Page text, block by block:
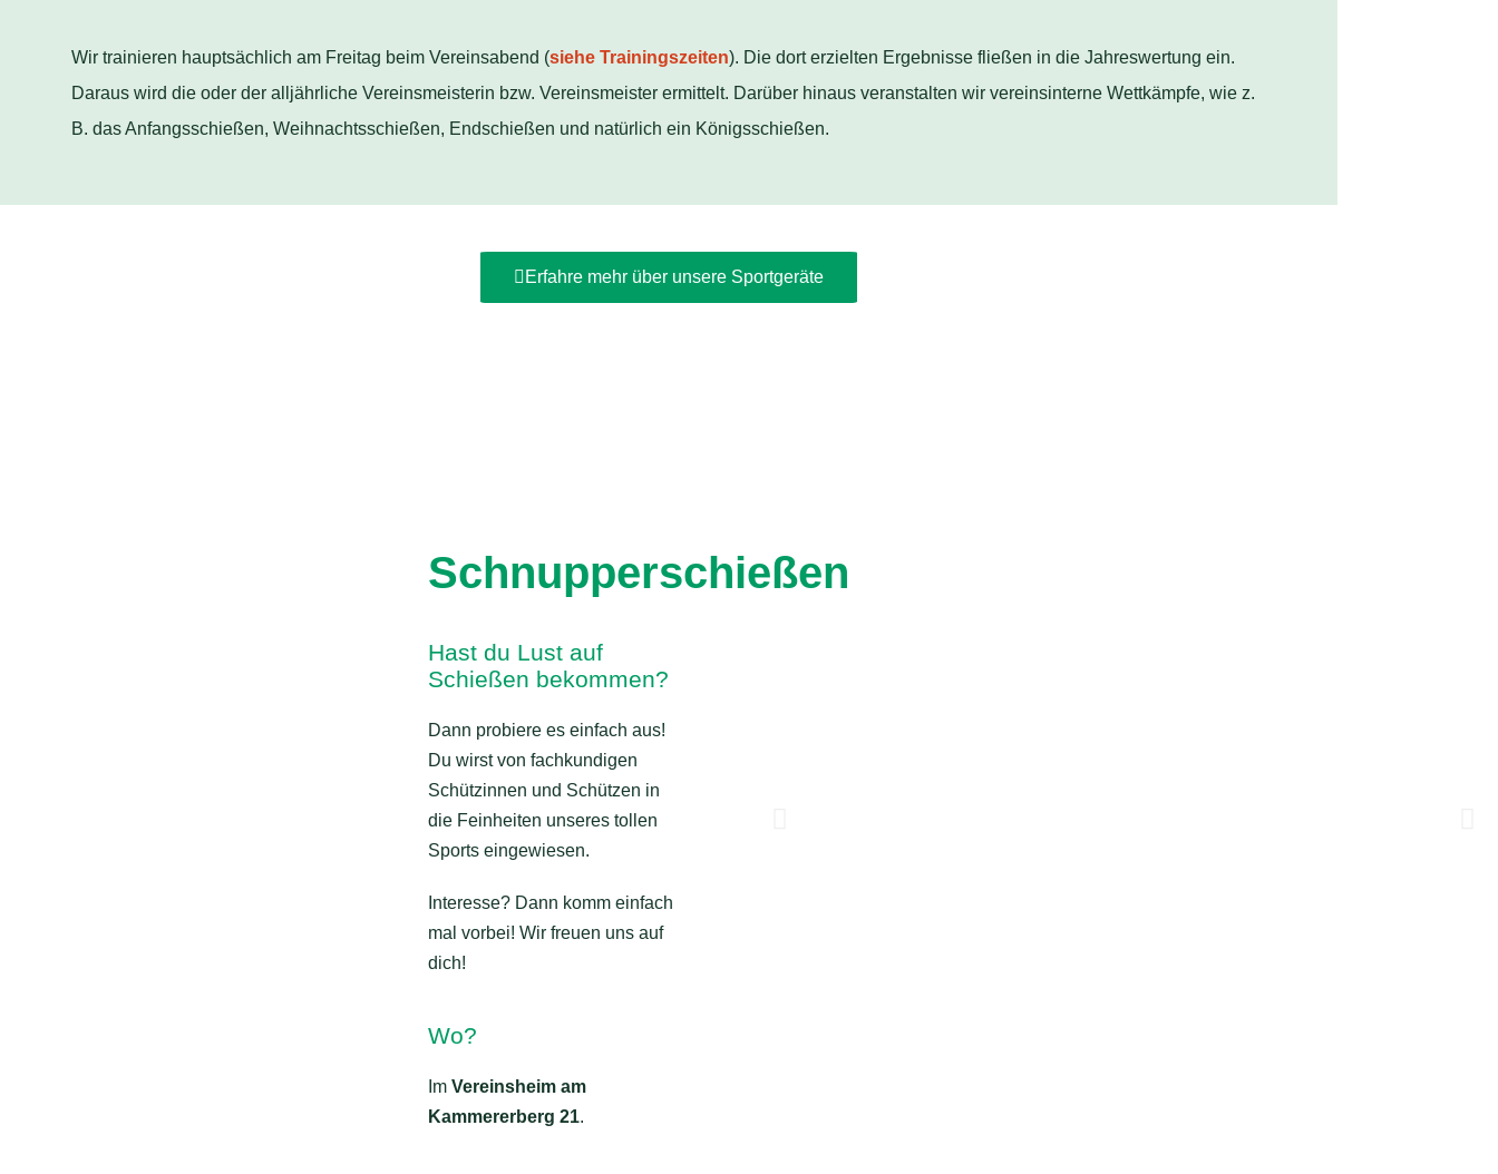
Wir trainieren hauptsächlich am Freitag beim Vereinsabend (siehe Trainingszeiten). Die dort erzielten Ergebnisse fließen in die Jahreswertung ein.
Daraus wird die oder der alljährliche Vereinsmeisterin bzw. Vereinsmeister ermittelt. Darüber hinaus veranstalten wir vereinsinterne Wettkämpfe, wie z.
B. das Anfangsschießen, Weihnachtsschießen, Endschießen und natürlich ein Königsschießen.
Erfahre mehr über unsere Sportgeräte
Schnupperschießen
Hast du Lust auf
Schießen bekommen?
Dann probiere es einfach aus!
Du wirst von fachkundigen
Schützinnen und Schützen in
die Feinheiten unseres tollen
Sports eingewiesen.
Interesse? Dann komm einfach
mal vorbei! Wir freuen uns auf
dich!
Wo?
Im Vereinsheim am
Kammererberg 21.